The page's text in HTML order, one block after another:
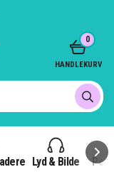
Lyd & Bilde
0
HANDLEKURV